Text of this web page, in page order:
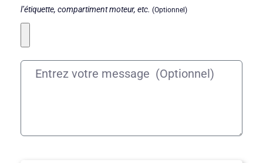
l’étiquette, compartiment moteur, etc. (Optionnel)